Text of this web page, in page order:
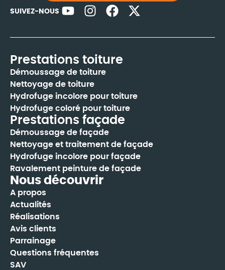
SUIVEZ-NOUS
Prestations toiture
Démoussage de toiture
Nettoyage de toiture
Hydrofuge incolore pour toiture
Hydrofuge coloré pour toiture
Prestations façade
Démoussage de façade
Nettoyage et traitement de façade
Hydrofuge incolore pour façade
Ravalement peinture de façade
Nous découvrir
A propos
Actualités
Réalisations
Avis clients
Parrainage
Questions fréquentes
SAV